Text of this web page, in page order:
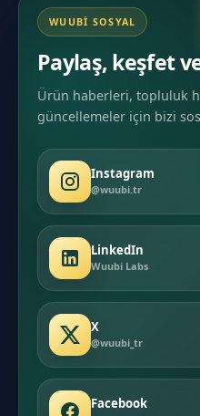
WUUBI SOSYAL
Paylaş, keşfet
Ürün haberleri, topluluk
güncellemeler için bizi
Instagram
@wuubi.tr
LinkedIn
Wuubi Labs
X
@wuubi_tr
Facebook